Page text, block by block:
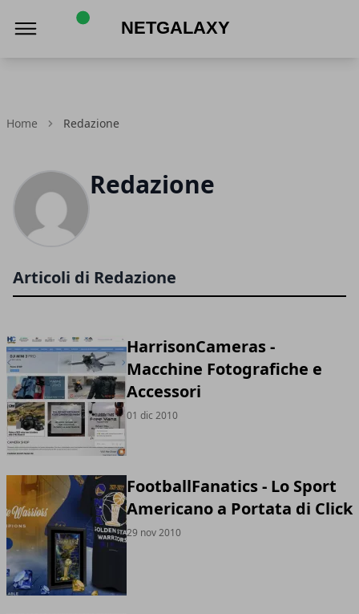
Home Redazione
Redazione
Articoli di Redazione
HarrisonCameras -
Macchine Fotografiche e
Accessori
01 dic 2010
FootballFanatics - Lo Sport
Americano a Portata di Click
29 nov 2010